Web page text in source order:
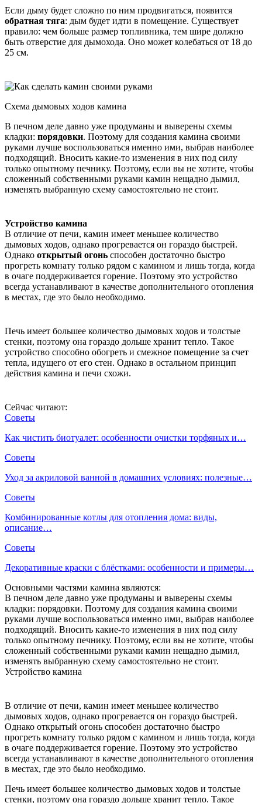
Если дыму будет сложно по ним продвигаться, появится
обратная тяга: дым будет идти в помещение. Существует
правило: чем больше размер топливника, тем шире должно
быть отверстие для дымохода. Оно может колебаться от 18 до
25 см.
Схема дымовых ходов камина
В печном деле давно уже продуманы и выверены схемы
кладки: порядовки. Поэтому для создания камина своими
руками лучше воспользоваться именно ими, выбрав наиболее
подходящий. Вносить какие-то изменения в них под силу
только опытному печнику. Поэтому, если вы не хотите, чтобы
сложенный собственными руками камин нещадно дымил,
изменять выбранную схему самостоятельно не стоит.
Устройство камина
В отличие от печи, камин имеет меньшее количество
дымовых ходов, однако прогревается он гораздо быстрей.
Однако открытый огонь способен достаточно быстро
прогреть комнату только рядом с камином и лишь тогда, когда
в очаге поддерживается горение. Поэтому это устройство
всегда устанавливают в качестве дополнительного отопления
в местах, где это было необходимо.
Печь имеет большее количество дымовых ходов и толстые
стенки, поэтому она гораздо дольше хранит тепло. Такое
устройство способно обогреть и смежное помещение за счет
тепла, идущего от его стен. Однако в остальном принцип
действия камина и печи схожи.
Сейчас читают:
Советы
Как чистить биотуалет: особенности очистки торфяных и…
Советы
Уход за акриловой ванной в домашних условиях: полезные…
Советы
Комбинированные котлы для отопления дома: виды,
описание…
Советы
Декоративные краски с блёстками: особенности и примеры…
Основными частями камина являются:
В печном деле давно уже продуманы и выверены схемы
кладки: порядовки. Поэтому для создания камина своими
руками лучше воспользоваться именно ими, выбрав наиболее
подходящий. Вносить какие-то изменения в них под силу
только опытному печнику. Поэтому, если вы не хотите, чтобы
сложенный собственными руками камин нещадно дымил,
изменять выбранную схему самостоятельно не стоит.
Устройство камина
В отличие от печи, камин имеет меньшее количество
дымовых ходов, однако прогревается он гораздо быстрей.
Однако открытый огонь способен достаточно быстро
прогреть комнату только рядом с камином и лишь тогда, когда
в очаге поддерживается горение. Поэтому это устройство
всегда устанавливают в качестве дополнительного отопления
в местах, где это было необходимо.
Печь имеет большее количество дымовых ходов и толстые
стенки, поэтому она гораздо дольше хранит тепло. Такое